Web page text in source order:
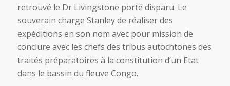
retrouvé le Dr Livingstone porté disparu. Le
souverain charge Stanley de réaliser des
expéditions en son nom avec pour mission de
conclure avec les chefs des tribus autochtones des
traités préparatoires à la constitution d’un Etat
dans le bassin du fleuve Congo.